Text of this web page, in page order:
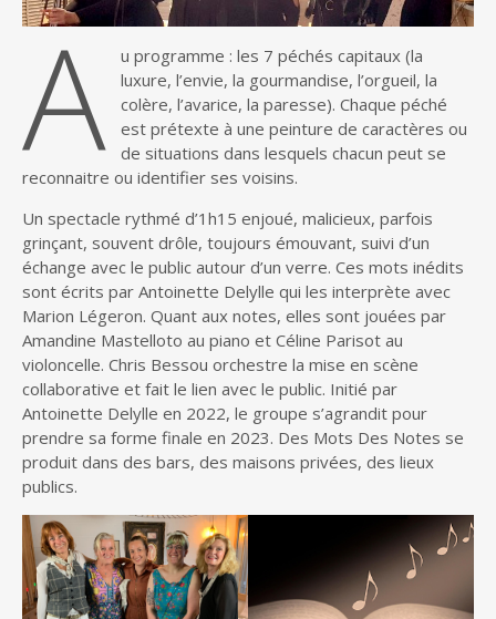
A
u programme : les 7 péchés capitaux (la
luxure, l’envie, la gourmandise, l’orgueil, la
colère, l’avarice, la paresse). Chaque péché
est prétexte à une peinture de caractères ou
de situations dans lesquels chacun peut se
reconnaitre ou identifier ses voisins.
Un spectacle rythmé d’1h15 enjoué, malicieux, parfois
grinçant, souvent drôle, toujours émouvant, suivi d’un
échange avec le public autour d’un verre. Ces mots inédits
sont écrits par Antoinette Delylle qui les interprète avec
Marion Légeron. Quant aux notes, elles sont jouées par
Amandine Mastelloto au piano et Céline Parisot au
violoncelle. Chris Bessou orchestre la mise en scène
collaborative et fait le lien avec le public. Initié par
Antoinette Delylle en 2022, le groupe s’agrandit pour
prendre sa forme finale en 2023. Des Mots Des Notes se
produit dans des bars, des maisons privées, des lieux
publics.